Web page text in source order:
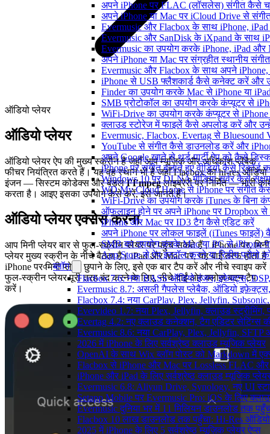
अपने iPhone पर FLAC (लॉसलेस) संगीत कैसे
अपने iPhone या Mac पर iCloud Drive से
Evermusic और Flacbox के साथ iPhone,
Evermusic और SanDisk के iXpand के साथ
Evermusic का उपयोग करके iPhone, iPad
अपने iPhone या Mac पर संग्रहीत स्थानीय
Evermusic और Flacbox के साथ अपने iPhone,
iPhone से USB फ्लैशकार्ड कैसे कनेक्ट करें और
Finder का उपयोग करके Mac से iPhone या
SMB प्रोटोकॉल का उपयोग करके कंप्यूटर से
WiFi-Drive का उपयोग करके कंप्यूटर से
क्लाउड स्टोरेज में फाइलें कैसे अपलोड करें और
Evermusic, Flacbox, Evertag से
YouTube से संगीत कैसे डाउनलोड करें और
अपने Google खाते से थर्ड-पार्टी ऐप को कैसे
iPhone पर संगीत बजाते हुए वीडियो कैसे रिकॉर्ड
Windows 10 पर DLNA मीडिया सर्वर कैसे
WD My Cloud Home से iPhone पर संगीत
WiFi-Drive का उपयोग करके iTunes के बिना
ऑफलाइन होने पर अपने iPhone पर Dropbox से
iPhone और Mac पर ID3 टैग कैसे एडिट करें
अपने iPhone पर लोकल फाइलें (iTunes फाइलें)
SMB का उपयोग करके Mac या PC से iPhone
App Store से ऐप इंस्टॉल करने या रिडीम प्रोमो
ब्लॉग
Flacbox 7.6: नया BASS ऑडियो इंजन, इफेक्ट्स,
Evermusic 8.7: असली गैपलेस प्लेबैक, ऑडियो इफ़ेक्ट्स,
Flacbox 7.4: नया CarPlay, Plex, Jellyfin,
Evervideo 1.7: नया Plex, Jellyfin, क्लाउड
Evertag 4.2: नए क्लाउड कनेक्शन, टैग एडिटर सेटिंग्स की
Evermusic 8.6: नया CarPlay, Plex, Jellyfin, SFTP
2026 में iPhone के लिए सर्वश्रेष्ठ क्लाउड म्यूजिक प्लेयर
OpenAI के साथ Wix ब्लॉग पोस्ट को Markdown में
Flacbox से iPhone और Mac पर Lossless FLAC
iPhone और iPad के लिए सर्वश्रेष्ठ क्लाउड म्यूजिक
Evermusic 6.8: Aliyun Drive, Synology, नए UI
Setapp Mobile पर Evermusic Pro: iOS के लिए
Evermusic दुनिया भर में 11 मिलियन डाउनलोड तक
Flacbox 10 लाख डाउनलोड तक पहुँचा: Hi-Res ऑडियो
2025 में iPhone के लिए 5 सर्वश्रेष्ठ म्यूज़िक प्लेयर ऐप्स
ऑडियो प्लेयर
ऑडियो प्लेयर
ऑडियो प्लेयर ऐप की मुख्य स्क्रीन है जहाँ आप म्यूज़िक और अधिकांश प्लेबैक
फीचर नियंत्रित करते हैं। यह वह स्थान भी है जहाँ Flacbox का hi-res ऑडियो
इंजन — सिस्टम कोडेक्स और बंडलFFmpegलाइब्रेरी पर निर्मित — भारी
करता है। आइए इसका उपयोग कैसे करें, इसे जानते हैं।
ऑडियो प्लेयर एक्सेस करना
आप मिनी प्लेयर बार से फुल-स्क्रीन प्लेयर पर पहुंच सकते हैं। iPhone पर, मिनी
प्लेयर मुख्य स्क्रीन के नीचे बैठता है। iPad और Mac पर, यह बाईं तरफ होता
iPhone पर मिनी प्लेयर छुपाने के लिए, इसे एक बार टैप करें और नीचे स्वाइप
फुल-स्क्रीन प्लेयर पूरी तरह बंद करने के लिए, नीचे-दाईं ओर क्लोज़ बटन टैप
करें।